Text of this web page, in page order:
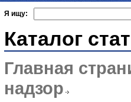
Я ищу:
Каталог
Главная
надзор